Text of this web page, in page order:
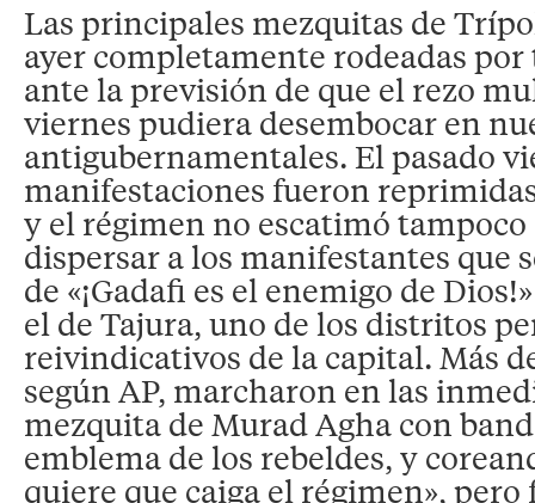
Las principales mezquitas de
ayer completamente rodeadas por
ante la previsión de que el rezo
viernes pudiera desembocar en
antigubernamentales. El pasado
manifestaciones fueron
y el régimen no escatimó tampoco
dispersar a los manifestantes que
de «¡Gadafi es el enemigo de
el de Tajura, uno de los distritos
reivindicativos de la capital. Más
según AP, marcharon en las
mezquita de Murad Agha con
emblema de los rebeldes, y
quiere que caiga el régimen»,